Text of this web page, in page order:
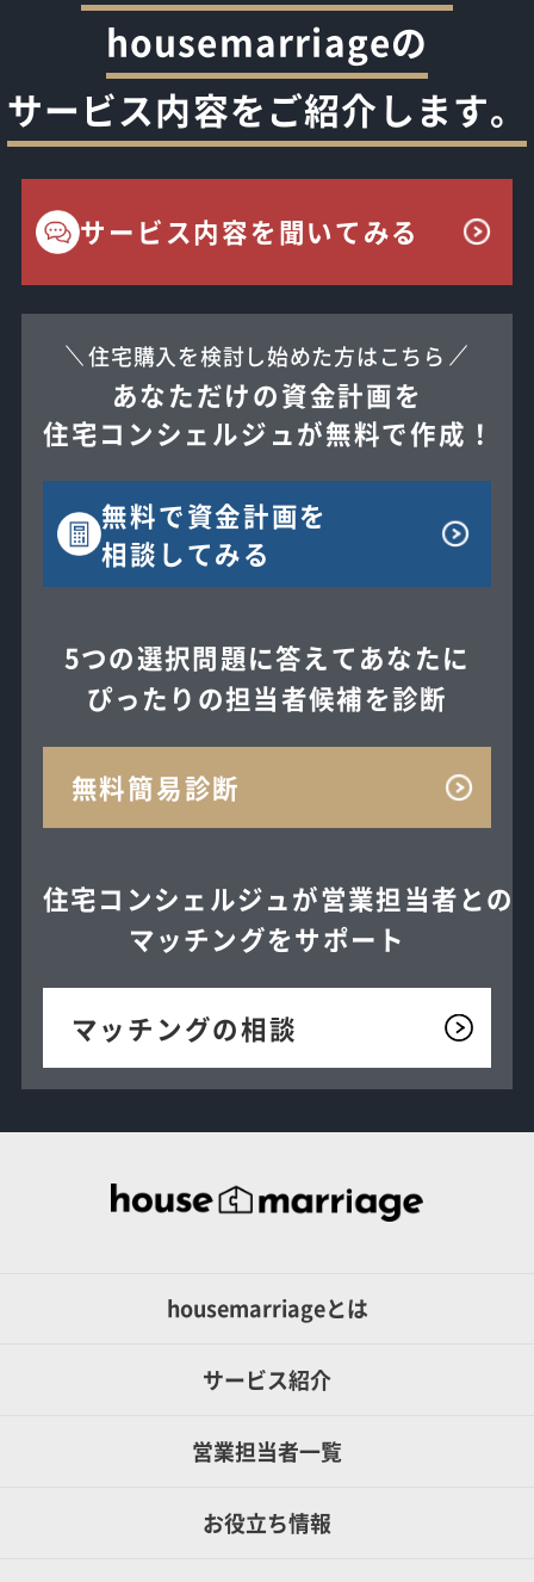
housemarriageの
サービス内容をご紹介します。
サービス内容を聞いてみる
住宅購入を検討し始めた方はこちら
あなただけの資金計画を
住宅コンシェルジュが無料で作成！
無料で資金計画を
相談してみる
5つの選択問題に答えてあなたに
ぴったりの担当者候補を診断
無料簡易診断
住宅コンシェルジュが営業担当者との
マッチングをサポート
マッチングの相談
housemarriageとは
サービス紹介
営業担当者一覧
お役立ち情報